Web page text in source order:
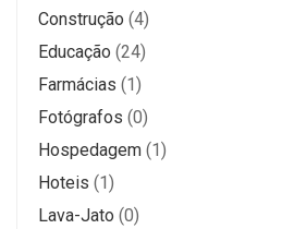
Construção (4)
Educação (24)
Farmácias (1)
Fotógrafos (0)
Hospedagem (1)
Hoteis (1)
Lava-Jato (0)